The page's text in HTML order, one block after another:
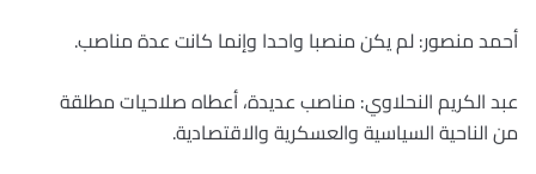
أحمد منصور: لم يكن منصبا واحدا وإنما كانت عدة مناصب.
عبد الكريم النحلاوي: مناصب عديدة، أعطاه صلاحيات مطلقة
من الناحية السياسية والعسكرية والاقتصادية.